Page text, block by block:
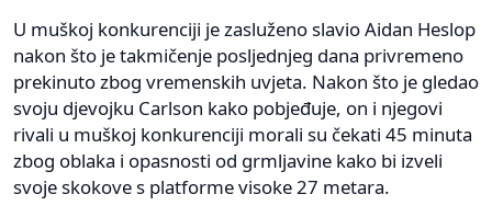
U muškoj konkurenciji je zasluženo slavio Aidan Heslop
nakon što je takmičenje posljednjeg dana privremeno
prekinuto zbog vremenskih uvjeta. Nakon što je gledao
svoju djevojku Carlson kako pobjeđuje, on i njegovi
rivali u muškoj konkurenciji morali su čekati 45 minuta
zbog oblaka i opasnosti od grmljavine kako bi izveli
svoje skokove s platforme visoke 27 metara.